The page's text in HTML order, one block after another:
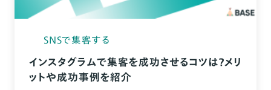
SNSで集客する
インスタグラムで集客を成功させるコツは？メリ
ットや成功事例を紹介